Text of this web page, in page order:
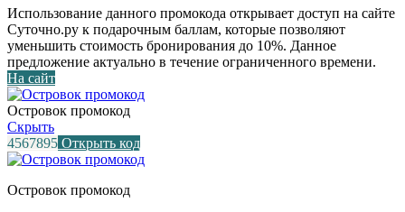
Использование данного промокода открывает доступ на сайте
Суточно.ру к подарочным баллам, которые позволяют
уменьшить стоимость бронирования до 10%. Данное
предложение актуально в течение ограниченного времени.
На сайт
Островок промокод
Скрыть
4567895 Открыть код
Островок промокод